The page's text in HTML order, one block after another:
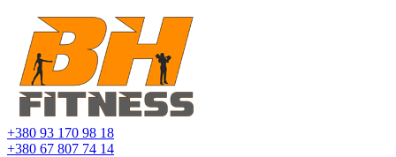
+380 93 170 98 18
+380 67 807 74 14